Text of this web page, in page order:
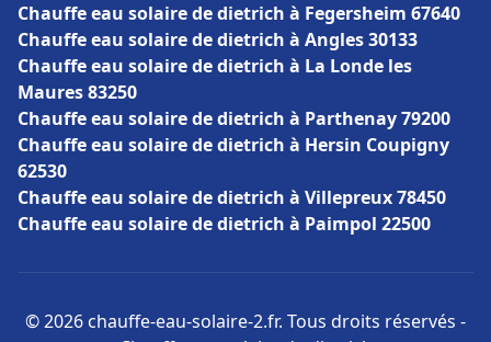
Chauffe eau solaire de dietrich à Fegersheim 67640
Chauffe eau solaire de dietrich à Angles 30133
Chauffe eau solaire de dietrich à La Londe les
Maures 83250
Chauffe eau solaire de dietrich à Parthenay 79200
Chauffe eau solaire de dietrich à Hersin Coupigny
62530
Chauffe eau solaire de dietrich à Villepreux 78450
Chauffe eau solaire de dietrich à Paimpol 22500
© 2026 chauffe-eau-solaire-2.fr. Tous droits réservés -